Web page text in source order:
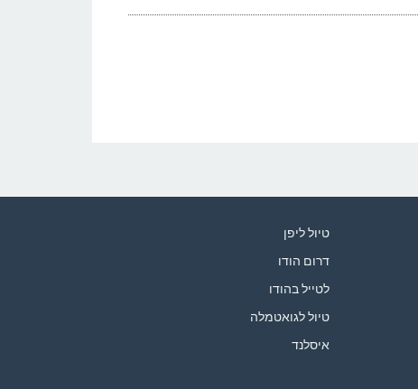
טיול ליפן
דרום הודו
לטייל בהודו
טיול לגואטמלה
איסלנד